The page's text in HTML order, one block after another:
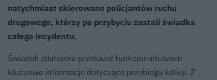
natychmiast skierowano policjantów ruchu
drogowego, którzy po przybyciu zastali świadka
całego incydentu.
Świadek zdarzenia przekazał funkcjonariuszom
kluczowe informacje dotyczące przebiegu kolizji. Z